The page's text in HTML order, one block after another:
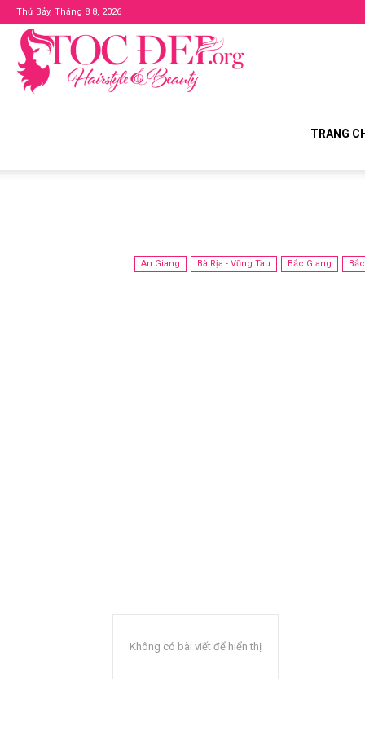
Thứ Bảy, Tháng 8 8, 2026
Tocdep.org
TRANG
An Giang Bà Rịa - Vũng Tàu Bắc Giang
Không có bài viết để hiển thị